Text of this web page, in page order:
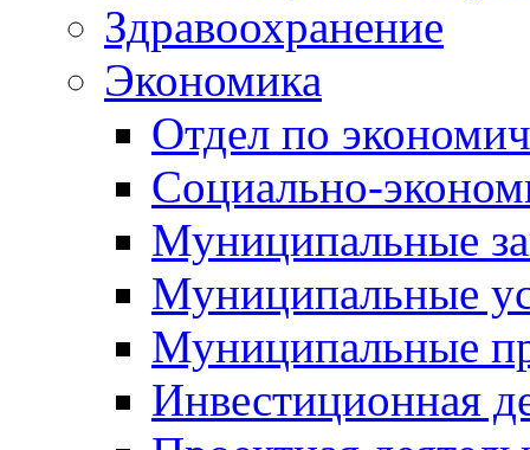
Здравоохранение
Экономика
Отдел по
Социально-
Муниципальные
Муниципальные
Муниципальные
Инвестиционная